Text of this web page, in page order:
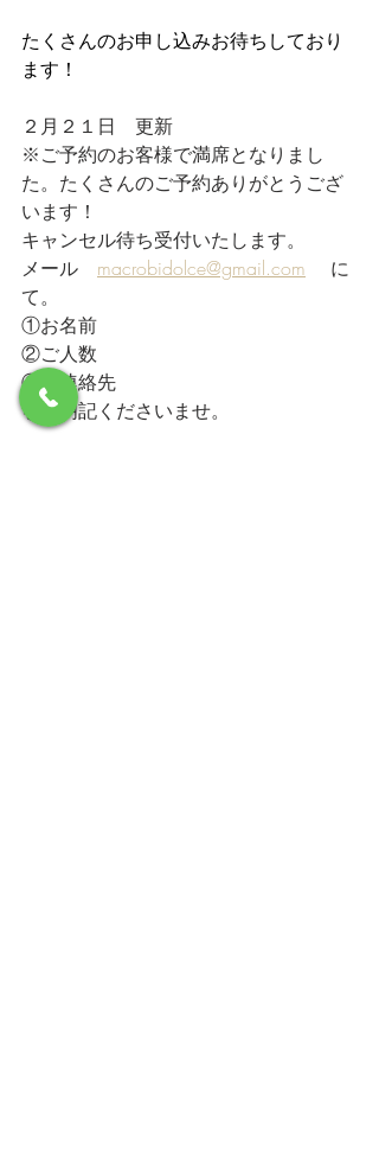
たくさんのお申し込みお待ちしており
ます！
２月２１日　更新
※ご予約のお客様で満席となりまし
た。たくさんのご予約ありがとうござ
います！
キャンセル待ち受付いたします。
メール macrobidolce@gmail.com に
て。
①お名前
②ご人数
③ご連絡先
をご明記くださいませ。